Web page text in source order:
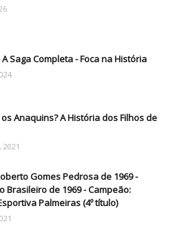
Saga Completa - Foca na História
Anaquins? A História dos Filhos de
Gomes Pedrosa de 1969 -
Brasileiro de 1969 - Campeão:
Palmeiras (4º título)